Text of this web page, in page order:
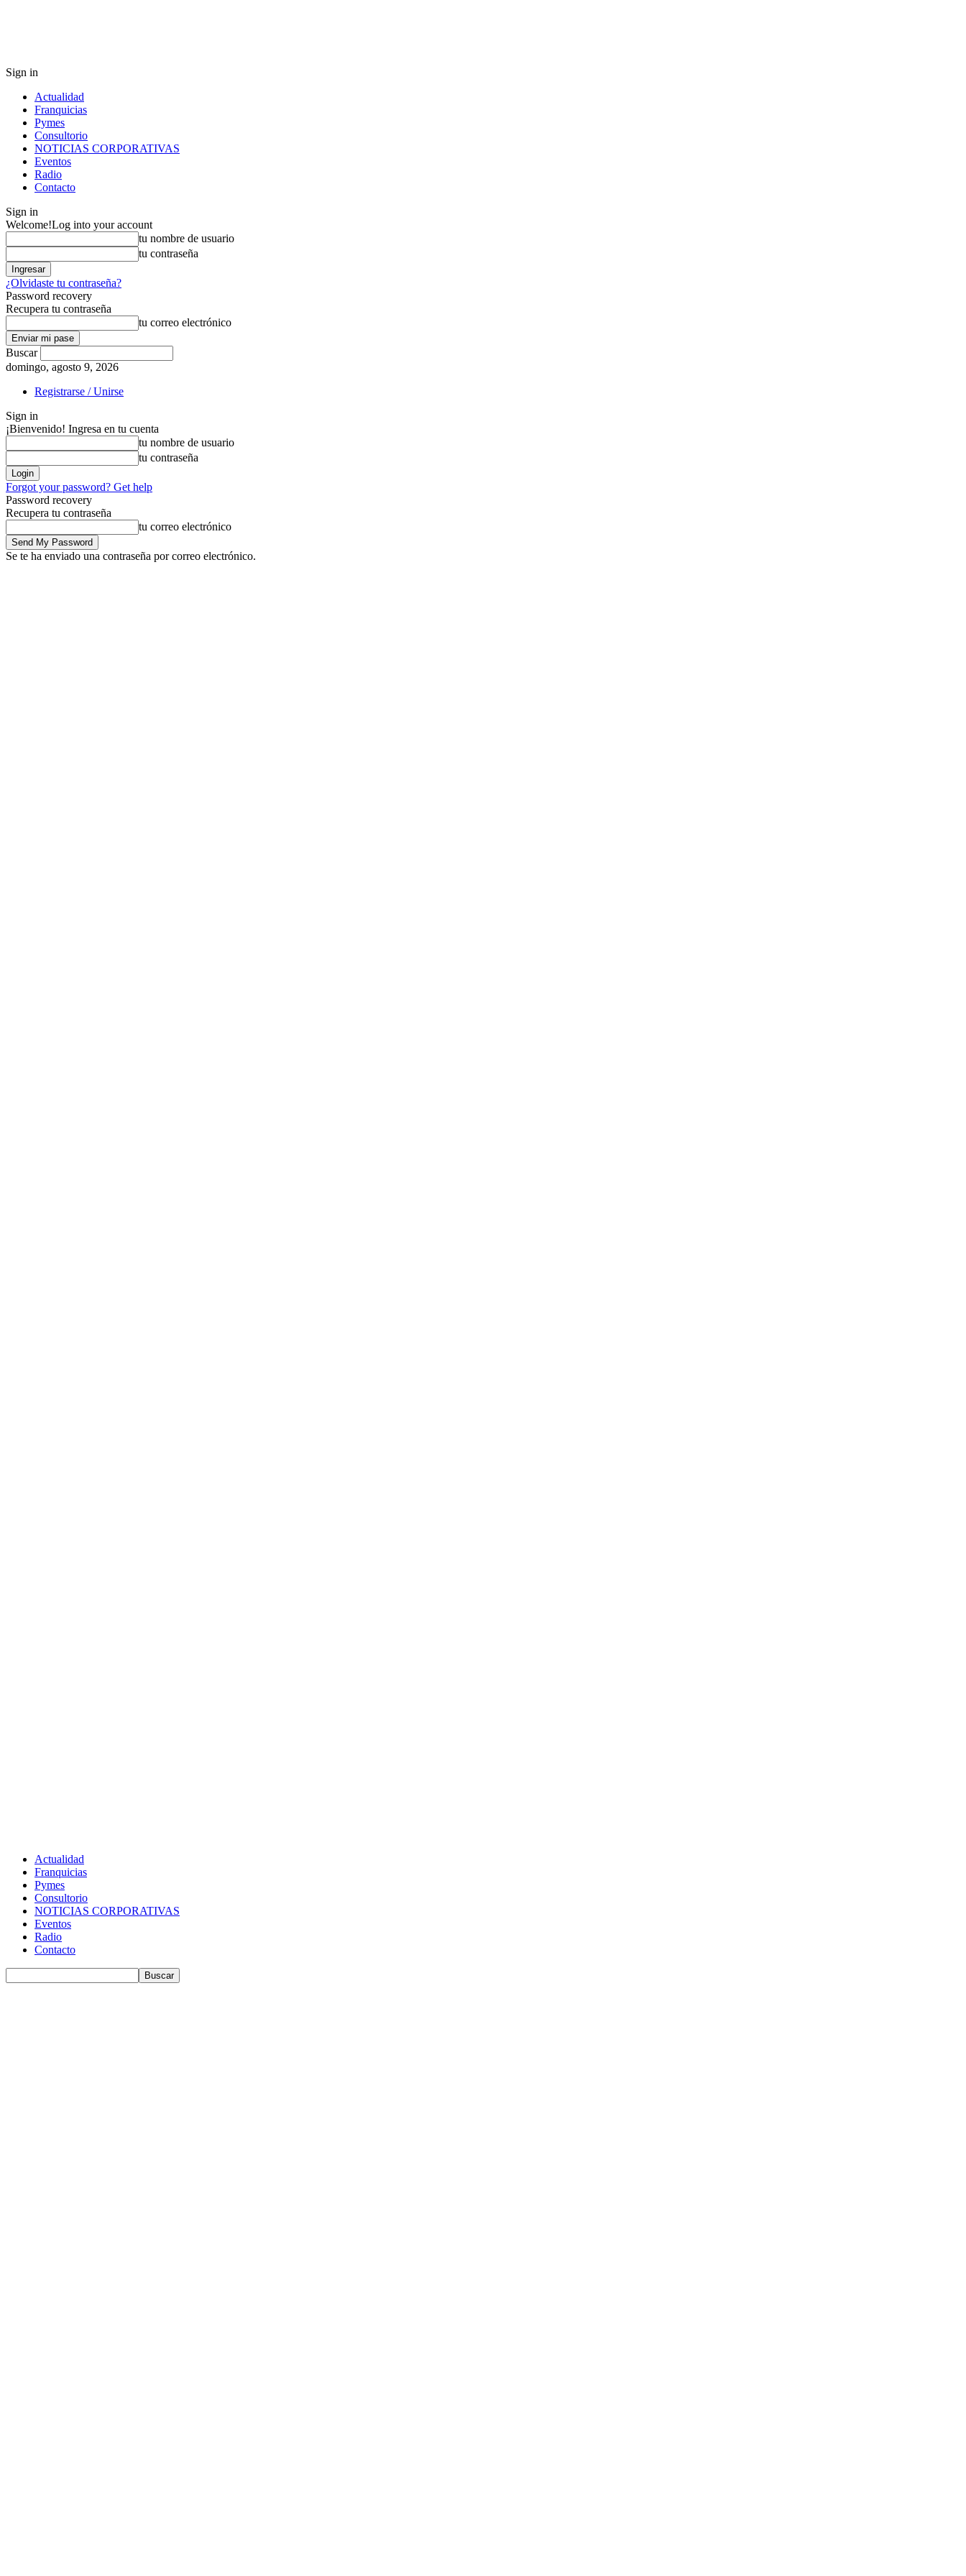
Sign in
Actualidad
Franquicias
Pymes
Consultorio
NOTICIAS CORPORATIVAS
Eventos
Radio
Contacto
Sign in
Welcome!Log into your account
tu nombre de usuario
tu contraseña
¿Olvidaste tu contraseña?
Password recovery
Recupera tu contraseña
tu correo electrónico
Buscar
domingo, agosto 9, 2026
Registrarse / Unirse
Sign in
¡Bienvenido! Ingresa en tu cuenta
tu nombre de usuario
tu contraseña
Forgot your password? Get help
Password recovery
Recupera tu contraseña
tu correo electrónico
Se te ha enviado una contraseña por correo electrónico.
Actualidad
Franquicias
Pymes
Consultorio
NOTICIAS CORPORATIVAS
Eventos
Radio
Contacto